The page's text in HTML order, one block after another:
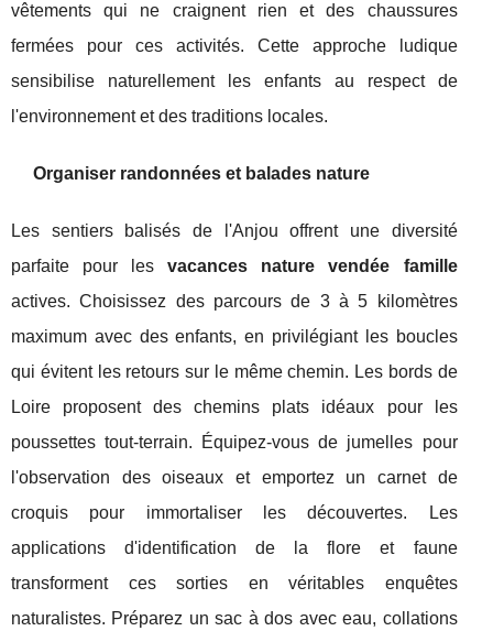
vêtements qui ne craignent rien et des chaussures
fermées pour ces activités. Cette approche ludique
sensibilise naturellement les enfants au respect de
l'environnement et des traditions locales.
Organiser randonnées et balades nature
Les sentiers balisés de l'Anjou offrent une diversité
parfaite pour lesvacances nature vendée famille
actives. Choisissez des parcours de 3 à 5 kilomètres
maximum avec des enfants, en privilégiant les boucles
qui évitent les retours sur le même chemin. Les bords de
Loire proposent des chemins plats idéaux pour les
poussettes tout-terrain. Équipez-vous de jumelles pour
l'observation des oiseaux et emportez un carnet de
croquis pour immortaliser les découvertes. Les
applications d'identification de la flore et faune
transforment ces sorties en véritables enquêtes
naturalistes. Préparez un sac à dos avec eau, collations